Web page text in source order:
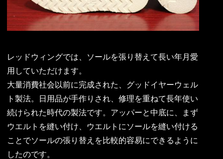
レッドウィングでは、ソールを張り替えて長い年月愛
用していただけます。
大量消費社会以前に完成された、グッドイヤーウェル
ト製法。日用品が手作りされ、修理を重ねて長年使い
続けられた時代の製法です。アッパーと中底に、まず
ウエルトを縫い付け、ウエルトにソールを縫い付ける
ことでソールの張り替えを比較的容易にできるように
したのです。